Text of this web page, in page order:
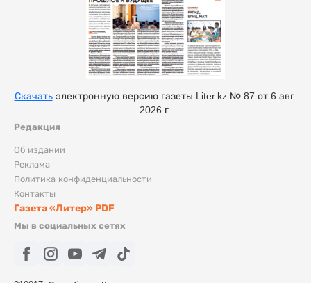
Редакция
Об издании
Реклама
Политика конфиденциальности
Контакты
Газета «Литер» PDF
Мы в социальных сетях
Скачатьэлектронную версию газеты Liter.kz № 87 от 6 авг.
2026 г.